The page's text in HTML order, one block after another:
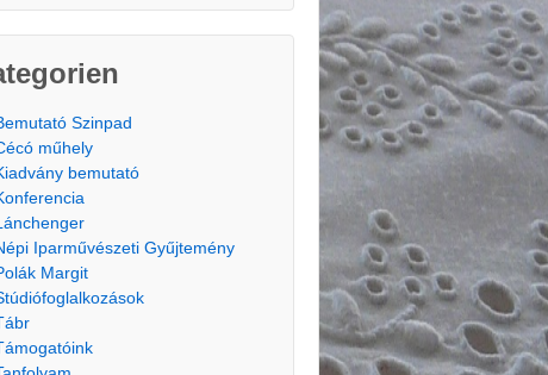
Szinpad
műhely
bemutató
Iparművészeti Gyűjtemény
Margit